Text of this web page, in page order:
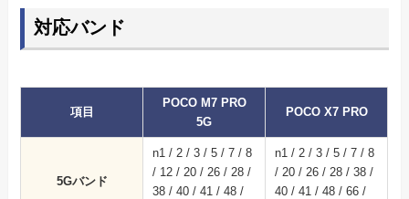
対応バンド
項目
POCO M7 PRO
5G
POCO X7 PRO
5Gバンド
n1 / 2 / 3 / 5 / 7 / 8
/ 12 / 20 / 26 / 28 /
38 / 40 / 41 / 48 /
n1 / 2 / 3 / 5 / 7 / 8
/ 20 / 26 / 28 / 38 /
40 / 41 / 48 / 66 /